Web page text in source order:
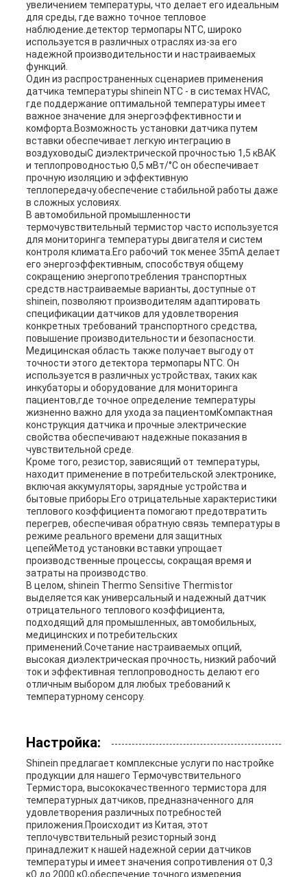
увеличением температуры, что делает его идеальным
для среды, где важно точное тепловое
наблюдение.детектор термопары NTC, широко
используется в различных отраслях из-за его
надежной производительности и настраиваемых
функций.
Один из распространенных сценариев применения
датчика температуры shinein NTC - в системах HVAC,
где поддержание оптимальной температуры имеет
важное значение для энергоэффективности и
комфорта.Возможность установки датчика путем
вставки обеспечивает легкую интеграцию в
воздуховодыС диэлектрической прочностью 1,5 кВАК
и теплопроводностью 0,5 мВт/°С он обеспечивает
прочную изоляцию и эффективную
теплопередачу.обеспечение стабильной работы даже
в сложных условиях.
В автомобильной промышленности
термочувствительный термистор часто используется
для мониторинга температуры двигателя и систем
контроля климата.Его рабочий ток менее 35mA делает
его энергоэффективным, способствуя общему
сокращению энергопотребления транспортных
средств.настраиваемые варианты, доступные от
shinein, позволяют производителям адаптировать
спецификации датчиков для удовлетворения
конкретных требований транспортного средства,
повышение производительности и безопасности.
Медицинская область также получает выгоду от
точности этого детектора термопары NTC. Он
используется в различных устройствах, таких как
инкубаторы и оборудование для мониторинга
пациентов,где точное определение температуры
жизненно важно для ухода за пациентомКомпактная
конструкция датчика и прочные электрические
свойства обеспечивают надежные показания в
чувствительной среде.
Кроме того, резистор, зависящий от температуры,
находит применение в потребительской электронике,
включая аккумуляторы, зарядные устройства и
бытовые приборы.Его отрицательные характеристики
теплового коэффициента помогают предотвратить
перегрев, обеспечивая обратную связь температуры в
режиме реального времени для защитных
цепейМетод установки вставки упрощает
производственные процессы, сокращая время и
затраты на производство.
В целом, shinein Thermo Sensitive Thermistor
выделяется как универсальный и надежный датчик
отрицательного теплового коэффициента,
подходящий для промышленных, автомобильных,
медицинских и потребительских
применений.Сочетание настраиваемых опций,
высокая диэлектрическая прочность, низкий рабочий
ток и эффективная теплопроводность делают его
отличным выбором для любых требований к
температурному сенсору.
Настройка:
Shinein предлагает комплексные услуги по настройке
продукции для нашего Термочувствительного
Термистора, высококачественного термистора для
температурных датчиков, предназначенного для
удовлетворения различных потребностей
приложения.Происходит из Китая, этот
теплочувствительный резисторный зонд
принадлежит к нашей надежной серии датчиков
температуры и имеет значения сопротивления от 0,3
кΩ до 2000 кΩ,обеспечение точного измерения